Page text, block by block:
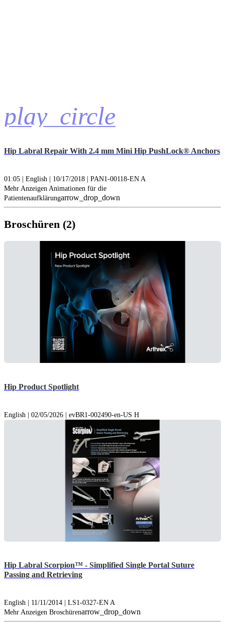
play_circle
Hip Labral Repair With 2.4 mm Mini Hip PushLock® Anchors
01:05 | English | 10/17/2018 | PAN1-00118-EN A
Mehr Anzeigen Animationen für die
Patientenaufklärungarrow_drop_down
Broschüren (2)
Hip Product Spotlight
English | 02/05/2026 | evBR1-002490-en-US H
Hip Labral Scorpion™ - Simplified Single Portal Suture
Passing and Retrieving
English | 11/11/2014 | LS1-0327-EN A
Mehr Anzeigen Broschürenarrow_drop_down